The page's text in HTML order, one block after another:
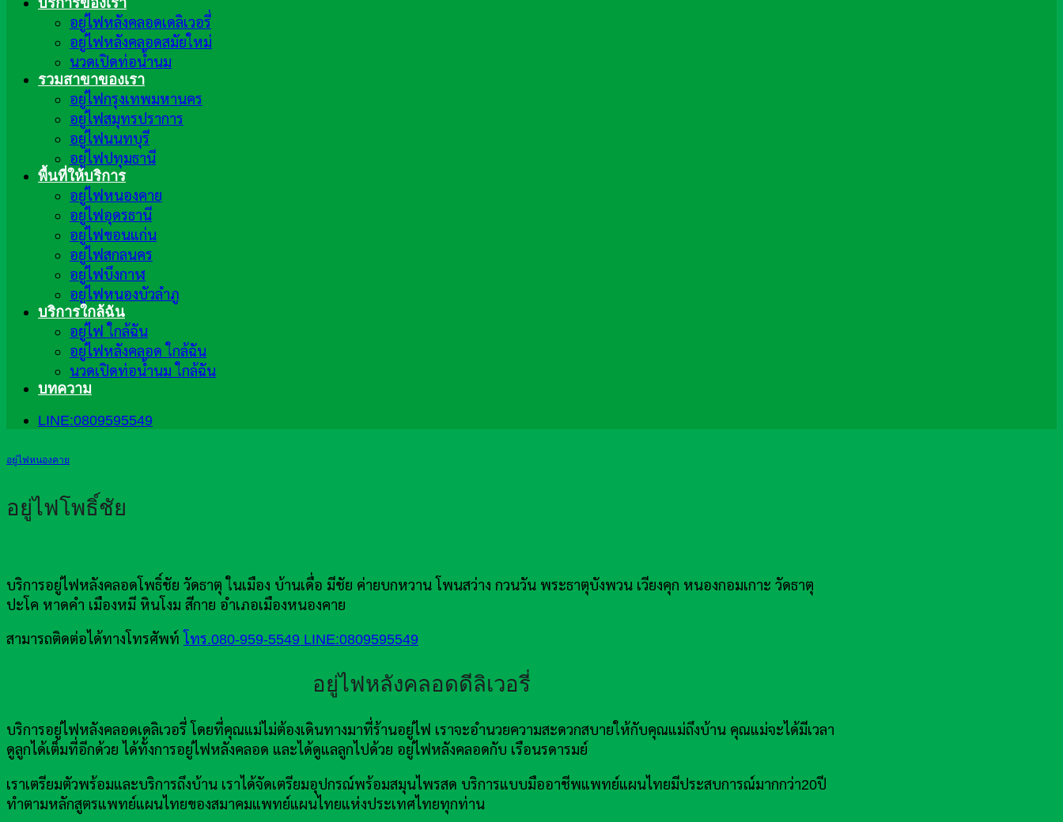
อยู่ไฟหลังคลอดเดลิเวอรี่
อยู่ไฟหลังคลอดสมัยใหม่
นวดเปิดท่อน้ำนม
รวมสาขาของเรา
อยู่ไฟกรุงเทพมหานคร
อยู่ไฟสมุทรปราการ
อยู่ไฟนนทบุรี
อยู่ไฟปทุมธานี
พื้นที่ให้บริการ
อยู่ไฟหนองคาย
อยู่ไฟอุดรธานี
อยู่ไฟขอนแก่น
อยู่ไฟสกลนคร
อยู่ไฟบึงกาฬ
อยู่ไฟหนองบัวลำภู
บริการใกล้ฉัน
อยู่ไฟ ใกล้ฉัน
อยู่ไฟหลังคลอด ใกล้ฉัน
นวดเปิดท่อน้ำนม ใกล้ฉัน
บทความ
LINE:0809595549
อยู่ไฟหนองคาย
อยู่ไฟโพธิ์ชัย
บริการอยู่ไฟหลังคลอดโพธิ์ชัย วัดธาตุ ในเมือง บ้านเดื่อ มีชัย ค่ายบกหวาน โพนสว่าง กวนวัน พระธาตุบังพวน เวียงคุก หนองกอมเกาะ วัดธาตุ
ปะโค หาดคำ เมืองหมี หินโงม สีกาย อำเภอเมืองหนองคาย
สามารถติดต่อได้ทางโทรศัพท์ โทร.080-959-5549 LINE:0809595549
อยู่ไฟหลังคลอดดีลิเวอรี่
บริการอยู่ไฟหลังคลอดเดลิเวอรี่ โดยที่คุณแม่ไม่ต้องเดินทางมาที่ร้านอยู่ไฟ เราจะอำนวยความสะดวกสบายให้กับคุณแม่ถึงบ้าน คุณแม่จะได้มีเวลา
ดูลูกได้เต็มที่อีกด้วย ได้ทั้งการอยู่ไฟหลังคลอด และได้ดูแลลูกไปด้วย อยู่ไฟหลังคลอดกับ เรือนรดารมย์
เราเตรียมตัวพร้อมและบริการถึงบ้าน เราได้จัดเตรียมอุปกรณ์พร้อมสมุนไพรสด บริการแบบมืออาชีพแพทย์แผนไทยมีประสบการณ์มากกว่า20ปี
ทำตามหลักสูตรแพทย์แผนไทยของสมาคมแพทย์แผนไทยแห่งประเทศไทยทุกท่าน